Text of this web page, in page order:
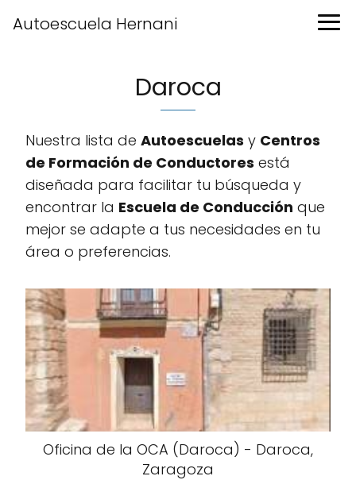
Autoescuela Hernani
Daroca
Nuestra lista de Autoescuelas y Centros
de Formación de Conductores está
diseñada para facilitar tu búsqueda y
encontrar la Escuela de Conducción que
mejor se adapte a tus necesidades en tu
área o preferencias.
Oficina de la OCA (Daroca) - Daroca,
Zaragoza